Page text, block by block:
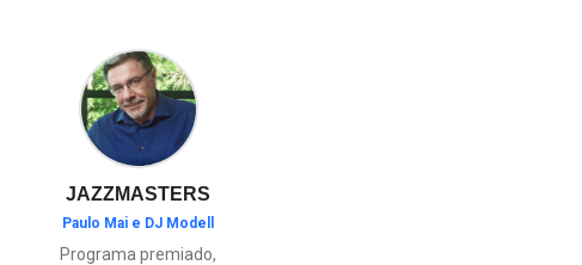
JAZZMASTERS
Paulo Mai e DJ Modell
Programa premiado,